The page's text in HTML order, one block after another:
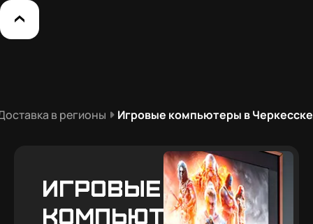
в регионы Игровые компьютеры в Черкесске
Игровые
компьютеры